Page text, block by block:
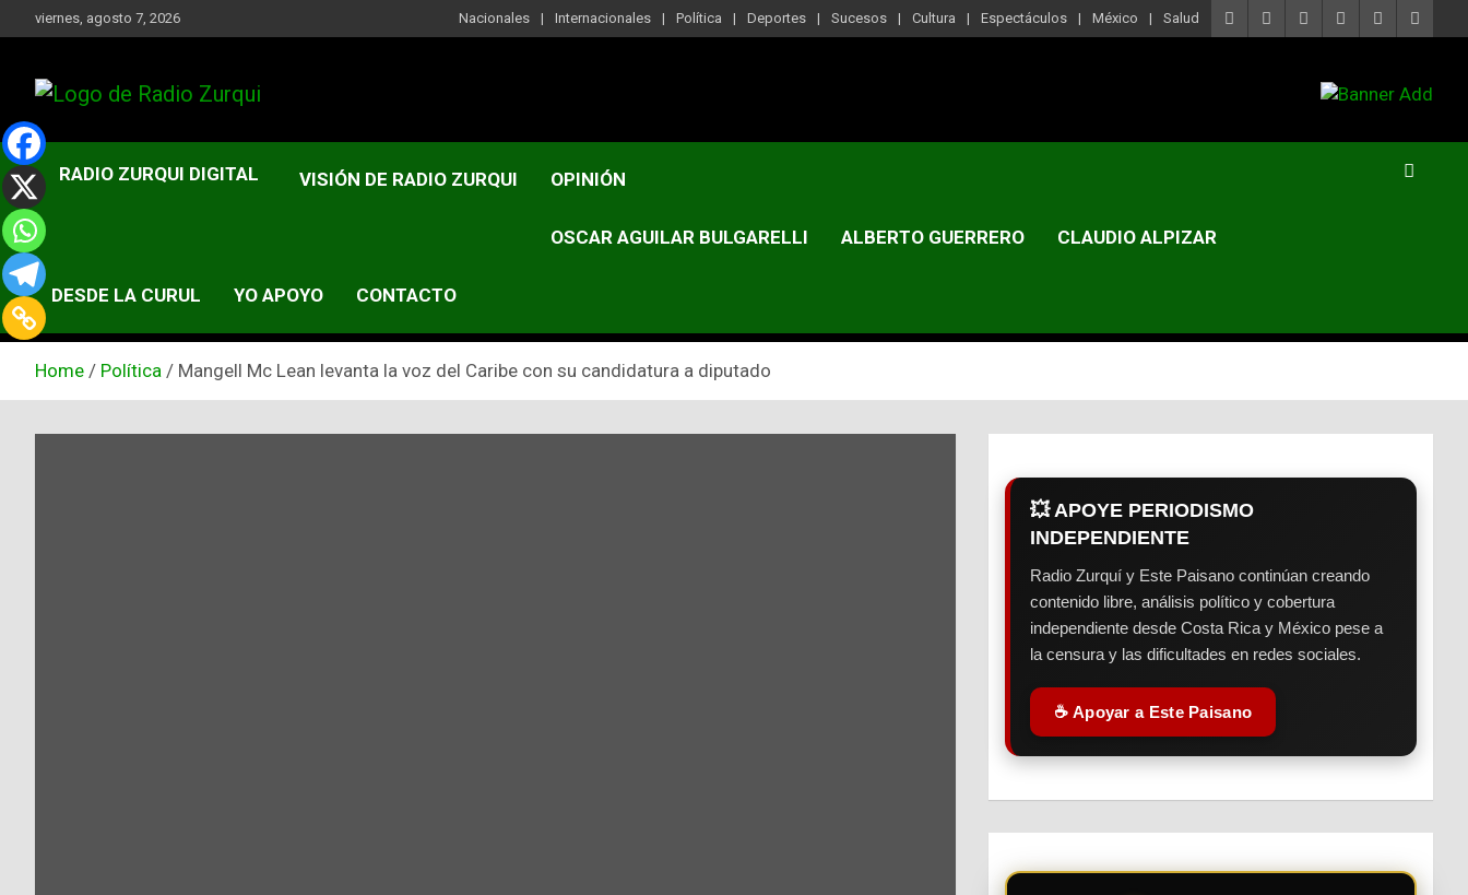
to
viernes, agosto 7, 2026 Nacionales Internacionales Política Deportes Sucesos Cultura Espectáculos México Salud
Radio Zurqui
Un Faro Para La Democracia
RADIO ZURQUI DIGITAL VISIÓN DE RADIO ZURQUI OPINIÓN
OSCAR AGUILAR BULGARELLI ALBERTO GUERRERO CLAUDIO ALPIZAR
DESDE LA CURUL YO APOYO CONTACTO
Home Política Mangell Mc Lean levanta la voz del Caribe con su candidatura a diputado
💥 APOYE PERIODISMO
INDEPENDIENTE
Radio Zurquí y Este Paisano continúan creando
contenido libre, análisis político y cobertura
independiente desde Costa Rica y México pese a
la censura y las dificultades en redes sociales.
☕ Apoyar a Este Paisano